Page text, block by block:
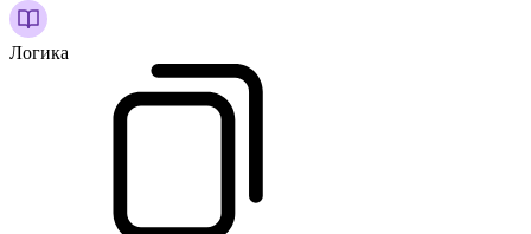
Логика